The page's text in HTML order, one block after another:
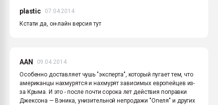
plastic
07.04.2014
Кстати да, он-лайн версия тут
AAN
09.04.2014
Особенно доставляет чушь "эксперта", который пугает тем, что
американцы нахмурятся и нахмурят зависимых европейцев из-
за Крыма. И это - после почти сорока лет действия поправки
Джексона — Вэника, унизительной непродажи "Опеля" и других